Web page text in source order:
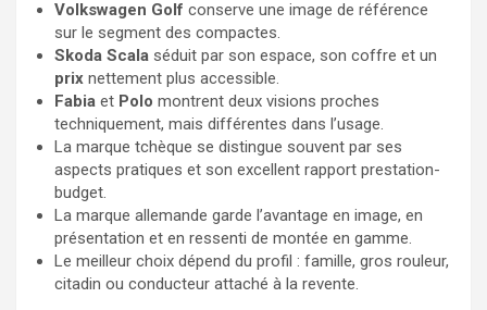
Volkswagen Golf conserve une image de référence
sur le segment des compactes.
Skoda Scala séduit par son espace, son coffre et un
prix nettement plus accessible.
Fabia et Polo montrent deux visions proches
techniquement, mais différentes dans l’usage.
La marque tchèque se distingue souvent par ses
aspects pratiques et son excellent rapport prestation-
budget.
La marque allemande garde l’avantage en image, en
présentation et en ressenti de montée en gamme.
Le meilleur choix dépend du profil : famille, gros rouleur,
citadin ou conducteur attaché à la revente.